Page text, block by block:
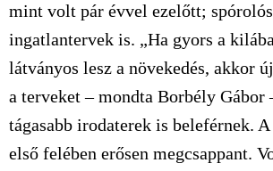
mint volt pár évvel ezelőtt;
ingatlantervek is. „Ha gyors a
látványos lesz a növekedés, akkor
a terveket – mondta Borbély Gábor
tágasabb irodaterek is beleférnek.
első felében erősen megcsappant.